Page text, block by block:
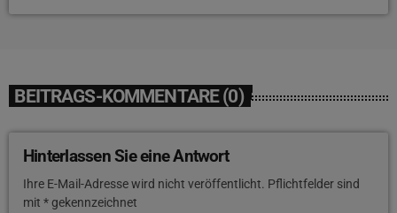
BEITRAGS-KOMMENTARE (0)
Hinterlassen Sie eine Antwort
Ihre E-Mail-Adresse wird nicht veröffentlicht. Pflichtfelder sind
mit * gekennzeichnet